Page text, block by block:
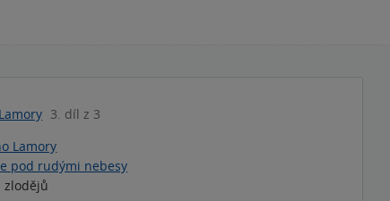
3. díl z 3
Lamory
pod rudými nebesy
zlodějů